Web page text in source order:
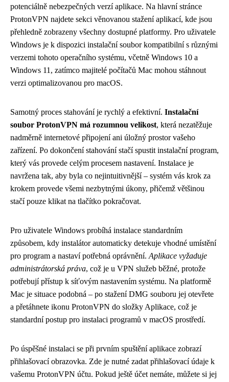
potenciálně nebezpečných verzí aplikace. Na hlavní stránce
ProtonVPN najdete sekci věnovanou stažení aplikací, kde jsou
přehledně zobrazeny všechny dostupné platformy. Pro uživatele
Windows je k dispozici instalační soubor kompatibilní s různými
verzemi tohoto operačního systému, včetně Windows 10 a
Windows 11, zatímco majitelé počítačů Mac mohou stáhnout
verzi optimalizovanou pro macOS.
Samotný proces stahování je rychlý a efektivní. Instalační
soubor ProtonVPN má rozumnou velikost, která nezatěžuje
nadměrně internetové připojení ani úložný prostor vašeho
zařízení. Po dokončení stahování stačí spustit instalační program,
který vás provede celým procesem nastavení. Instalace je
navržena tak, aby byla co nejintuitivnější – systém vás krok za
krokem provede všemi nezbytnými úkony, přičemž většinou
stačí pouze klikat na tlačítko pokračovat.
Pro uživatele Windows probíhá instalace standardním
způsobem, kdy instalátor automaticky detekuje vhodné umístění
pro program a nastaví potřebná oprávnění. Aplikace vyžaduje
administrátorská práva, což je u VPN služeb běžné, protože
potřebují přístup k síťovým nastavením systému. Na platformě
Mac je situace podobná – po stažení DMG souboru jej otevřete
a přetáhnete ikonu ProtonVPN do složky Aplikace, což je
standardní postup pro instalaci programů v macOS prostředí.
Po úspěšné instalaci se při prvním spuštění aplikace zobrazí
přihlašovací obrazovka. Zde je nutné zadat přihlašovací údaje k
vašemu ProtonVPN účtu. Pokud ještě účet nemáte, můžete si jej